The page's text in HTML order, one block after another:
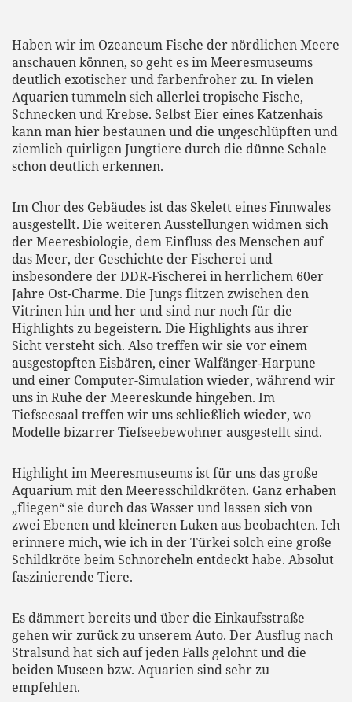
Haben wir im Ozeaneum Fische der nördlichen Meere
anschauen können, so geht es im Meeresmuseums
deutlich exotischer und farbenfroher zu. In vielen
Aquarien tummeln sich allerlei tropische Fische,
Schnecken und Krebse. Selbst Eier eines Katzenhais
kann man hier bestaunen und die ungeschlüpften und
ziemlich quirligen Jungtiere durch die dünne Schale
schon deutlich erkennen.
Im Chor des Gebäudes ist das Skelett eines Finnwales
ausgestellt. Die weiteren Ausstellungen widmen sich
der Meeresbiologie, dem Einfluss des Menschen auf
das Meer, der Geschichte der Fischerei und
insbesondere der DDR-Fischerei in herrlichem 60er
Jahre Ost-Charme. Die Jungs flitzen zwischen den
Vitrinen hin und her und sind nur noch für die
Highlights zu begeistern. Die Highlights aus ihrer
Sicht versteht sich. Also treffen wir sie vor einem
ausgestopften Eisbären, einer Walfänger-Harpune
und einer Computer-Simulation wieder, während wir
uns in Ruhe der Meereskunde hingeben. Im
Tiefseesaal treffen wir uns schließlich wieder, wo
Modelle bizarrer Tiefseebewohner ausgestellt sind.
Highlight im Meeresmuseums ist für uns das große
Aquarium mit den Meeresschildkröten. Ganz erhaben
„fliegen“ sie durch das Wasser und lassen sich von
zwei Ebenen und kleineren Luken aus beobachten. Ich
erinnere mich, wie ich in der Türkei solch eine große
Schildkröte beim Schnorcheln entdeckt habe. Absolut
faszinierende Tiere.
Es dämmert bereits und über die Einkaufsstraße
gehen wir zurück zu unserem Auto. Der Ausflug nach
Stralsund hat sich auf jeden Falls gelohnt und die
beiden Museen bzw. Aquarien sind sehr zu
empfehlen.